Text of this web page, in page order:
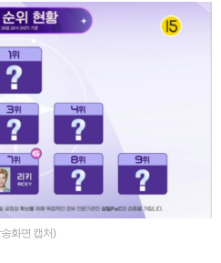
화면 캡처)